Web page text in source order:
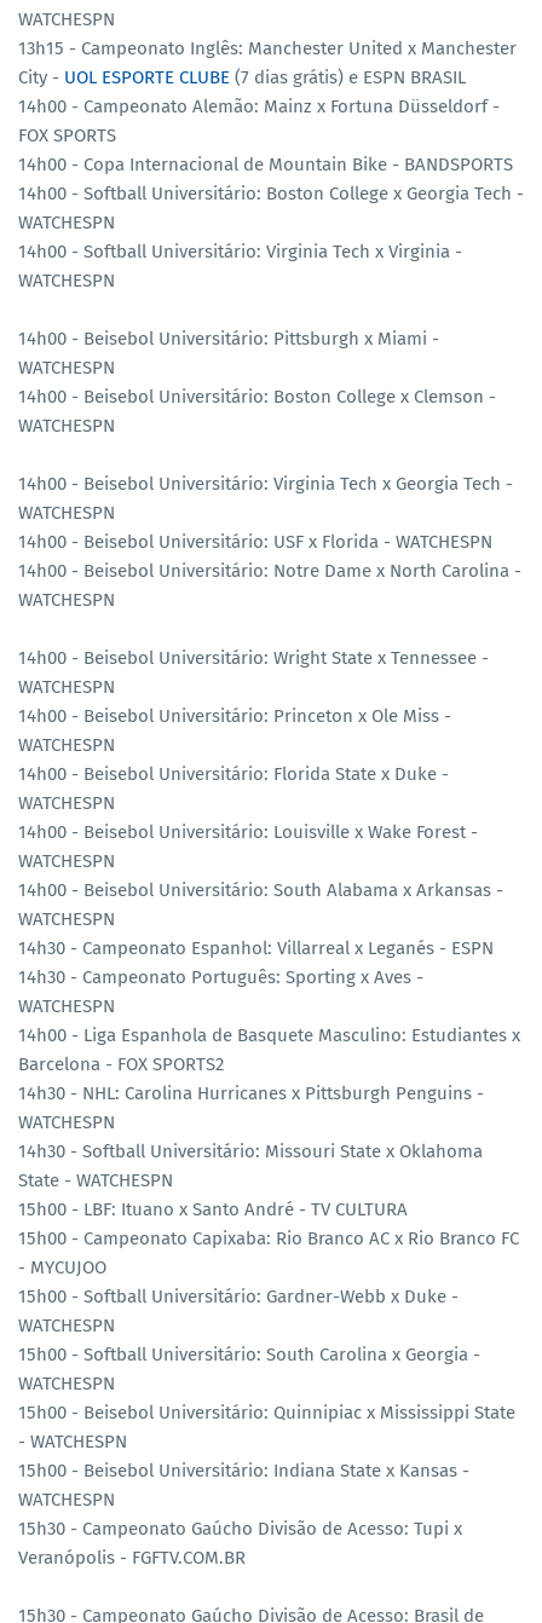
WATCHESPN
13h15 - Campeonato Inglês: Manchester United x Manchester
City - UOL ESPORTE CLUBE (7 dias grátis) e ESPN BRASIL
14h00 - Campeonato Alemão: Mainz x Fortuna Düsseldorf -
FOX SPORTS
14h00 - Copa Internacional de Mountain Bike - BANDSPORTS
14h00 - Softball Universitário: Boston College x Georgia Tech -
WATCHESPN
14h00 - Softball Universitário: Virginia Tech x Virginia -
WATCHESPN
14h00 - Beisebol Universitário: Pittsburgh x Miami -
WATCHESPN
14h00 - Beisebol Universitário: Boston College x Clemson -
WATCHESPN
14h00 - Beisebol Universitário: Virginia Tech x Georgia Tech -
WATCHESPN
14h00 - Beisebol Universitário: USF x Florida - WATCHESPN
14h00 - Beisebol Universitário: Notre Dame x North Carolina -
WATCHESPN
14h00 - Beisebol Universitário: Wright State x Tennessee -
WATCHESPN
14h00 - Beisebol Universitário: Princeton x Ole Miss -
WATCHESPN
14h00 - Beisebol Universitário: Florida State x Duke -
WATCHESPN
14h00 - Beisebol Universitário: Louisville x Wake Forest -
WATCHESPN
14h00 - Beisebol Universitário: South Alabama x Arkansas -
WATCHESPN
14h30 - Campeonato Espanhol: Villarreal x Leganés - ESPN
14h30 - Campeonato Português: Sporting x Aves -
WATCHESPN
14h00 - Liga Espanhola de Basquete Masculino: Estudiantes x
Barcelona - FOX SPORTS2
14h30 - NHL: Carolina Hurricanes x Pittsburgh Penguins -
WATCHESPN
14h30 - Softball Universitário: Missouri State x Oklahoma
State - WATCHESPN
15h00 - LBF: Ituano x Santo André - TV CULTURA
15h00 - Campeonato Capixaba: Rio Branco AC x Rio Branco FC
- MYCUJOO
15h00 - Softball Universitário: Gardner-Webb x Duke -
WATCHESPN
15h00 - Softball Universitário: South Carolina x Georgia -
WATCHESPN
15h00 - Beisebol Universitário: Quinnipiac x Mississippi State
- WATCHESPN
15h00 - Beisebol Universitário: Indiana State x Kansas -
WATCHESPN
15h30 - Campeonato Gaúcho Divisão de Acesso: Tupi x
Veranópolis - FGFTV.COM.BR
15h30 - Campeonato Gaúcho Divisão de Acesso: Brasil de